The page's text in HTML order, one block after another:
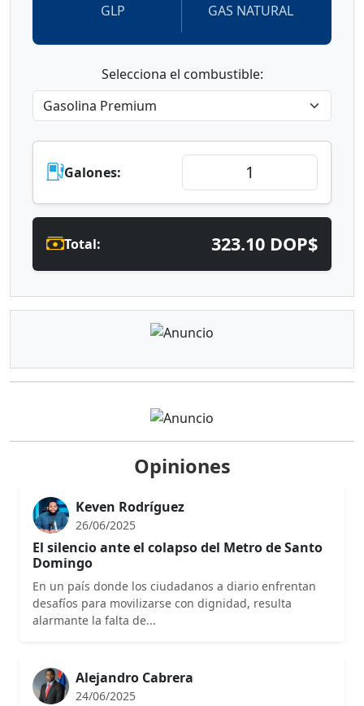
GLP GAS NATURAL
Selecciona el combustible:
Galones:
Total: 323.10 DOP$
Opiniones
Keven Rodríguez
26/06/2025
El silencio ante el colapso del Metro de Santo
Domingo
En un país donde los ciudadanos a diario enfrentan
desafíos para movilizarse con dignidad, resulta
alarmante la falta de...
Alejandro Cabrera
24/06/2025